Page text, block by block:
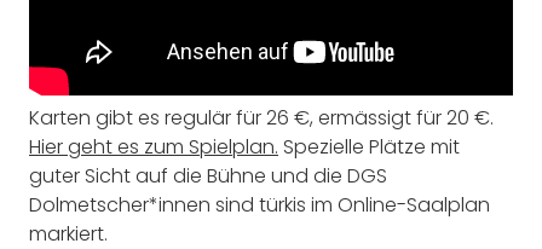
Karten gibt es regulär für 26 €, ermässigt für 20 €.
Hier geht es zum Spielplan. Spezielle Plätze mit
guter Sicht auf die Bühne und die DGS
Dolmetscher*innen sind türkis im Online-Saalplan
markiert.